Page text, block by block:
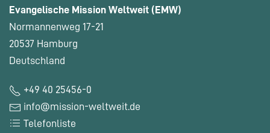
Evangelische Mission Weltweit (EMW)
Normannenweg 17-21
20537 Hamburg
Deutschland
+49 40 25456-0
info@mission-weltweit.de
Telefonliste